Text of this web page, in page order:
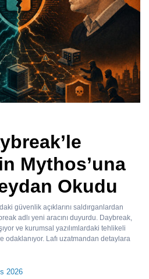
Mythos’una
Okudu
güvenlik açıklarını saldırganlardan
adlı yeni aracını duyurdu. Daybreak,
ve kurumsal yazılımlardaki tehlikeli
odaklanıyor. Lafı uzatmandan detaylara
2026